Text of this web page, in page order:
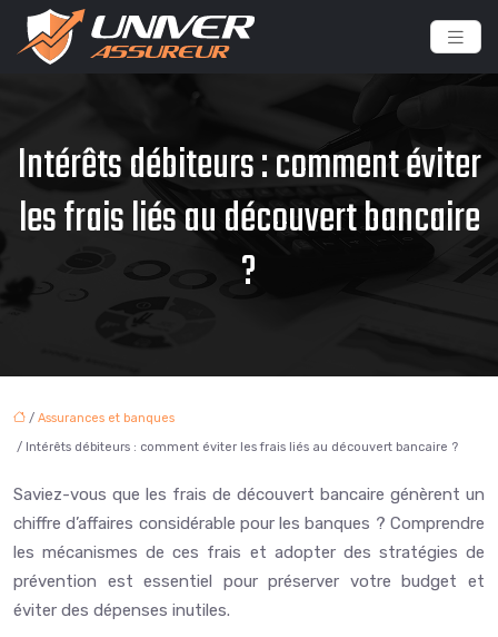
Intérêts débiteurs : comment éviter
les frais liés au découvert bancaire
?
/ Assurances et banques
/ Intérêts débiteurs : comment éviter les frais liés au découvert bancaire ?
Saviez-vous que les frais de découvert bancaire génèrent un
chiffre d’affaires considérable pour les banques ? Comprendre
les mécanismes de ces frais et adopter des stratégies de
prévention est essentiel pour préserver votre budget et
éviter des dépenses inutiles.